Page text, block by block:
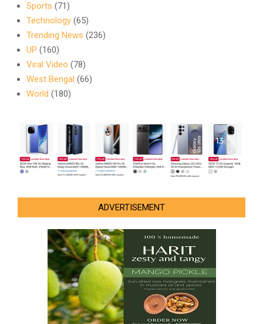
Sports (71)
Technology (65)
Trending News (236)
UP (160)
Viral Video (78)
West Bengal (66)
World (180)
ADVERTISEMENT